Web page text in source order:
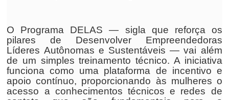
O Programa DELAS — sigla que reforça os
pilares de Desenvolver Empreendedoras
Líderes Autônomas e Sustentáveis — vai além
de um simples treinamento técnico. A iniciativa
funciona como uma plataforma de incentivo e
apoio contínuo, proporcionando às mulheres o
acesso a conhecimentos técnicos e redes de